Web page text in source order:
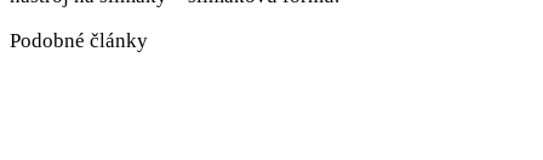
Podobné články